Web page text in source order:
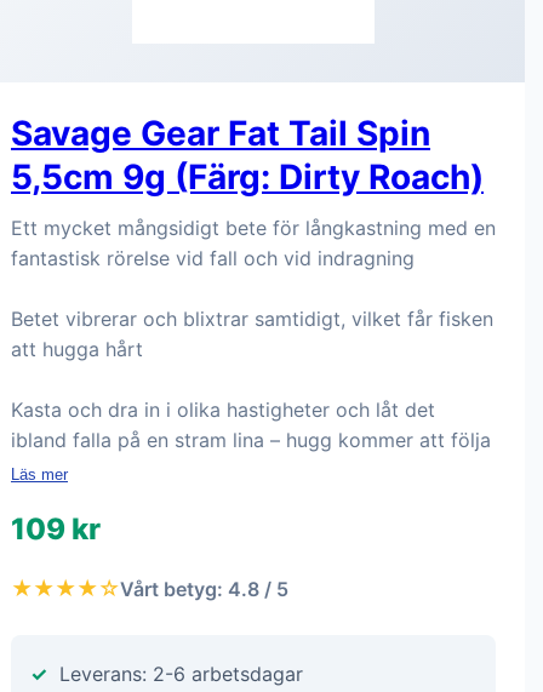
Savage Gear Fat Tail Spin
5,5cm 9g (Färg: Dirty Roach)
Ett mycket mångsidigt bete för långkastning med en
fantastisk rörelse vid fall och vid indragning
Betet vibrerar och blixtrar samtidigt, vilket får fisken
att hugga hårt
Kasta och dra in i olika hastigheter och låt det
ibland falla på en stram lina – hugg kommer att följa
Läs mer
109 kr
★★★★☆Vårt betyg: 4.8 / 5
Leverans: 2-6 arbetsdagar